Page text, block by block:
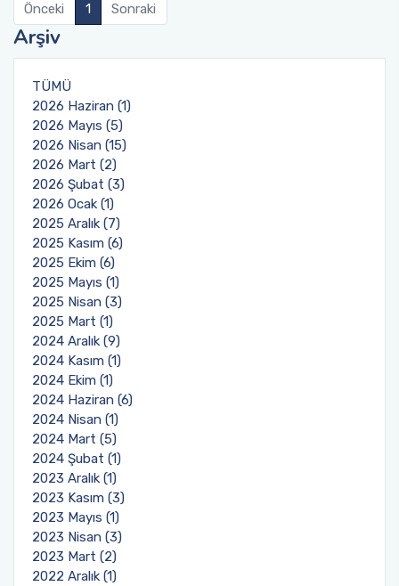
Önceki 1 Sonraki
Arşiv
TÜMÜ
2026 Haziran (1)
2026 Mayıs (5)
2026 Nisan (15)
2026 Mart (2)
2026 Şubat (3)
2026 Ocak (1)
2025 Aralık (7)
2025 Kasım (6)
2025 Ekim (6)
2025 Mayıs (1)
2025 Nisan (3)
2025 Mart (1)
2024 Aralık (9)
2024 Kasım (1)
2024 Ekim (1)
2024 Haziran (6)
2024 Nisan (1)
2024 Mart (5)
2024 Şubat (1)
2023 Aralık (1)
2023 Kasım (3)
2023 Mayıs (1)
2023 Nisan (3)
2023 Mart (2)
2022 Aralık (1)